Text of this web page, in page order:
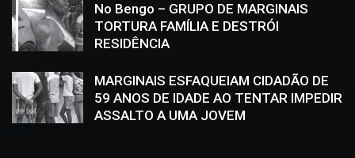
No Bengo – GRUPO DE MARGINAIS
TORTURA FAMÍLIA E DESTRÓI
RESIDÊNCIA
MARGINAIS ESFAQUEIAM CIDADÃO DE
59 ANOS DE IDADE AO TENTAR IMPEDIR
ASSALTO A UMA JOVEM